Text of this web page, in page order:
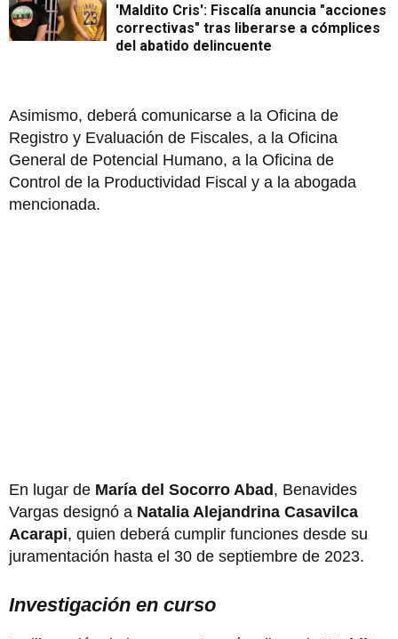
'Maldito Cris': Fiscalía anuncia "acciones
correctivas" tras liberarse a cómplices
del abatido delincuente
Asimismo, deberá comunicarse a la Oficina de
Registro y Evaluación de Fiscales, a la Oficina
General de Potencial Humano, a la Oficina de
Control de la Productividad Fiscal y a la abogada
mencionada.
En lugar de María del Socorro Abad, Benavides
Vargas designó a Natalia Alejandrina Casavilca
Acarapi, quien deberá cumplir funciones desde su
juramentación hasta el 30 de septiembre de 2023.
Investigación en curso